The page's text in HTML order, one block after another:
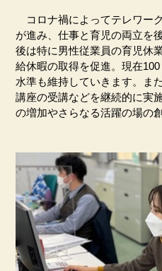
コロナ禍によってテレワー
が進み、仕事と育児の両立を
後は特に男性従業員の育児休
給休暇の取得を促進。現在100
水準も維持していきます。ま
講座の受講などを継続的に実
の増加やさらなる活躍の場の